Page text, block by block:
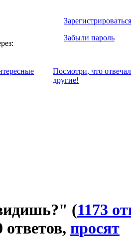
Зарегистрироваться
Забыли пароль
Посмотри, что
другие!
(1173
просят